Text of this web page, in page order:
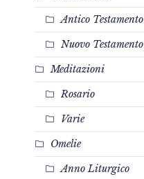
Antico Testamento
Nuovo Testamento
Meditazioni
Rosario
Varie
Omelie
Anno Liturgico